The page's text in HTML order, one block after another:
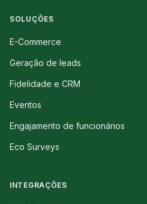
SOLUÇÕES
E-Commerce
Geração de leads
Fidelidade e CRM
Eventos
Engajamento de funcionários
Eco Surveys
INTEGRAÇÕES